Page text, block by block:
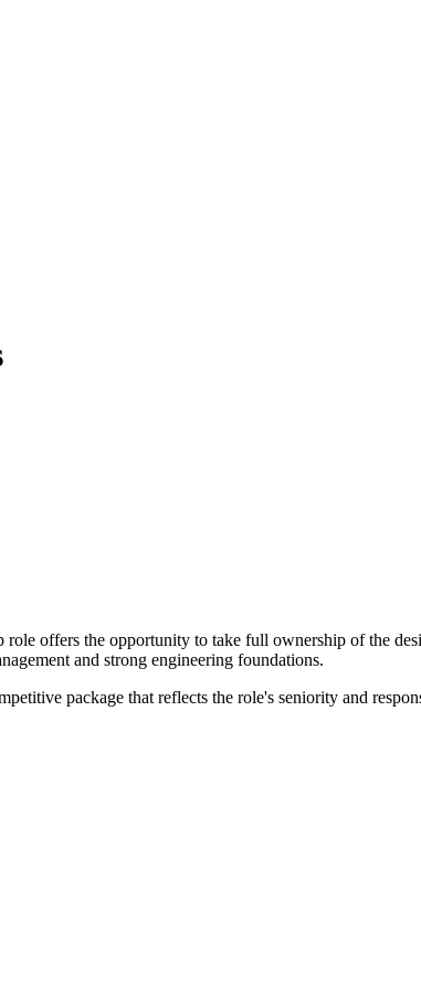
offers the opportunity to take full ownership of the
and strong engineering foundations.
package that reflects the role's seniority and